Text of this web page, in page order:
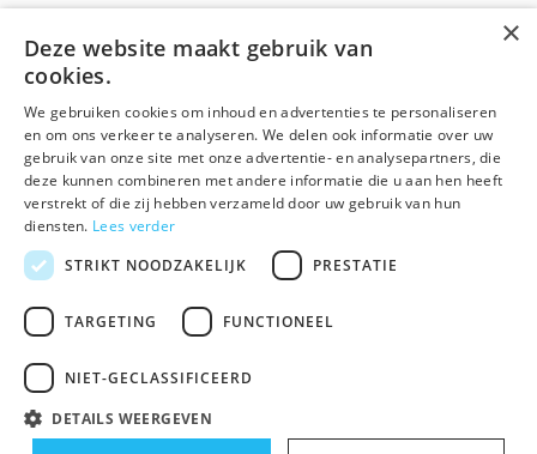
Schijf je nu in voor de nieuwsbrief
Abonneer
Algemene voorwaarden Disclaimer
×
Deze website maakt gebruik van
cookies.
We gebruiken cookies om inhoud en advertenties te personaliseren
en om ons verkeer te analyseren. We delen ook informatie over uw
gebruik van onze site met onze advertentie- en analysepartners, die
deze kunnen combineren met andere informatie die u aan hen heeft
verstrekt of die zij hebben verzameld door uw gebruik van hun
diensten. Lees verder
STRIKT NOODZAKELIJK
PRESTATIE
TARGETING FUNCTIONEEL
NIET-GECLASSIFICEERD
DETAILS WEERGEVEN